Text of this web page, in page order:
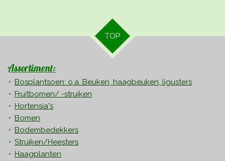
TOP
Assortiment:
Bosplantsoen: o.a. Beuken, haagbeuken, ligusters
Fruitbomen/ -struiken
Hortensia's
Bomen
Bodembedekkers
Struiken/Heesters
Haagplanten